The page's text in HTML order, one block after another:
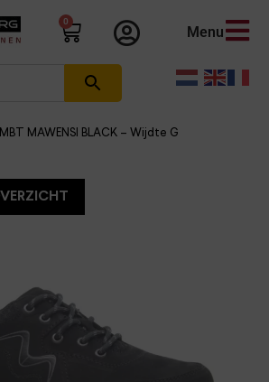
0
Menu
MBT MAWENSI BLACK – Wijdte G